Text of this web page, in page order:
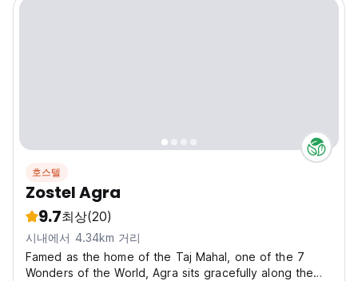
호스텔
Zostel Agra
9.7최상(20)
시내에서 4.34km 거리
Famed as the home of the Taj Mahal, one of the 7
Wonders of the World, Agra sits gracefully along the